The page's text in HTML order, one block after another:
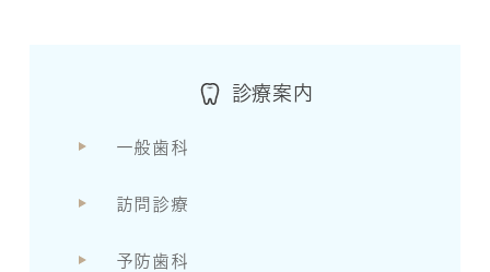
診療案内
一般歯科
訪問診療
予防歯科